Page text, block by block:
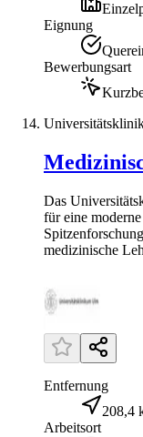
Eignung
Bewerbungsart
Das
für eine
medizinische
Entfernung
208,4
Arbeitsort